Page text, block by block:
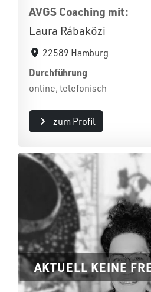
AVGS Coaching mit:
Laura Rábaközi
22589 Hamburg
Durchführung
online, telefonisch
zum Profil
AKTUELL KEINE